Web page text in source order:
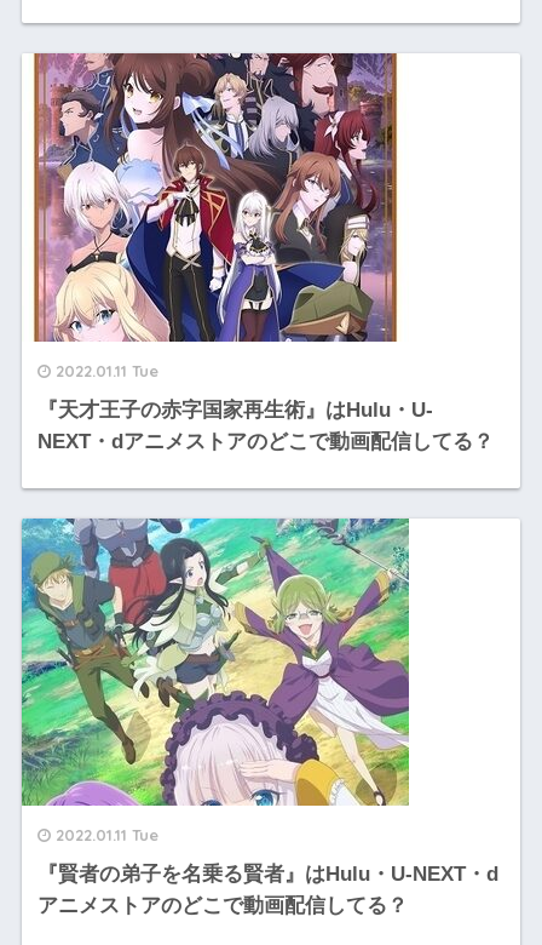
2022.01.11 Tue
『天才王子の赤字国家再生術』はHulu・U-
NEXT・dアニメストアのどこで動画配信してる？
2022.01.11 Tue
『賢者の弟子を名乗る賢者』はHulu・U-NEXT・d
アニメストアのどこで動画配信してる？